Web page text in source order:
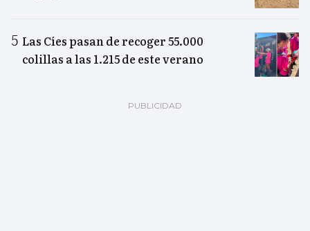
Las Cíes pasan de recoger 55.000
colillas a las 1.215 de este verano